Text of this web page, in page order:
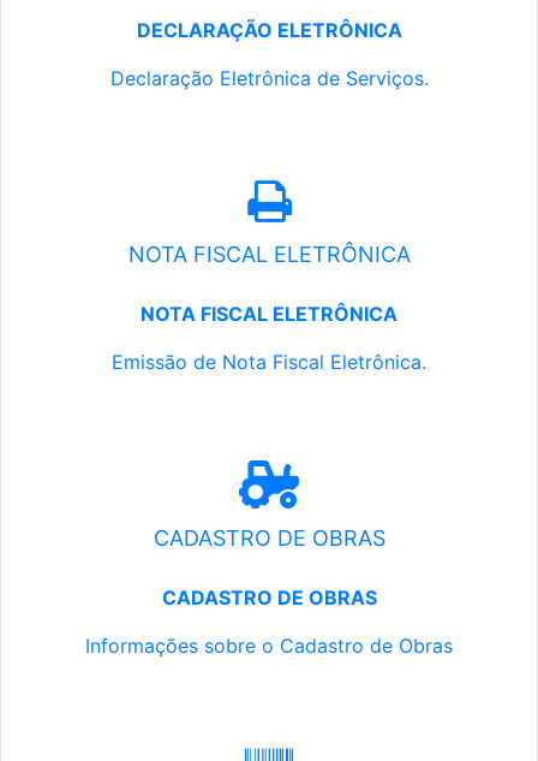
DECLARAÇÃO ELETRÔNICA
Declaração Eletrônica de Serviços.
NOTA FISCAL ELETRÔNICA
NOTA FISCAL ELETRÔNICA
Emissão de Nota Fiscal Eletrônica.
CADASTRO DE OBRAS
CADASTRO DE OBRAS
Informações sobre o Cadastro de Obras